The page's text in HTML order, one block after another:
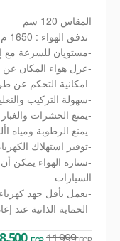
المقاس 120 سم
-تدفق الهواء : 1650 م3/الساعة
-مستويان للسرعة مع
-عزل هواء المكان عن
-امكانية التحكم عن
-سهولة التركيب
-يمنع الحشرات
-يمنع الرطوبة ومياه
-توفير استهلاك
-ستارة الهواء يمكن أن
السيارات
-يعمل بأقل جهد كهرباء
-الحماية الذاتية عند